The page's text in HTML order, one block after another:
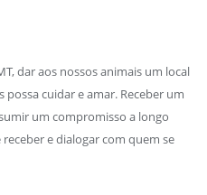
dar aos nossos animais um local
cuidar e amar. Receber um
um compromisso a longo
e dialogar com quem se